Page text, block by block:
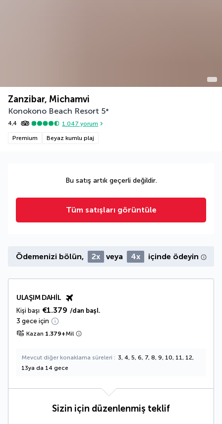
Zanzibar, Michamvi
Konokono Beach Resort 5*
4,4 1.047 yorum
Premium Beyaz kumlu plaj
Bu satış artık geçerli değildir.
Tüm satışları görüntüle
Ödemenizi bölün, 2x veya 4x içinde ödeyin
ULAŞIM DAHIL
Kişi başı €1.379 /dan başl.
3 gece için
Kazan 1.379+Mil
Mevcut diğer konaklama süreleri
3, 4, 5, 6, 7, 8, 9, 10, 11, 12,
13ya da 14 gece
Sizin için düzenlenmiş teklif